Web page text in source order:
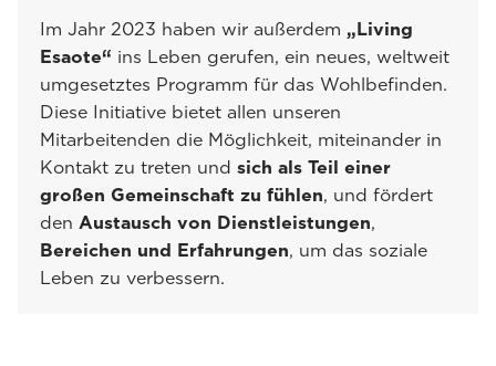
Im Jahr 2023 haben wir außerdem „Living
Esaote“ ins Leben gerufen, ein neues, weltweit
umgesetztes Programm für das Wohlbefinden.
Diese Initiative bietet allen unseren
Mitarbeitenden die Möglichkeit, miteinander in
Kontakt zu treten und sich als Teil einer
großen Gemeinschaft zu fühlen, und fördert
den Austausch von Dienstleistungen,
Bereichen und Erfahrungen, um das soziale
Leben zu verbessern.